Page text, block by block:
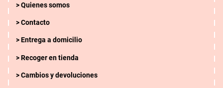
Quienes somos
Contacto
Entrega a domicilio
Recoger en tienda
Cambios y devoluciones